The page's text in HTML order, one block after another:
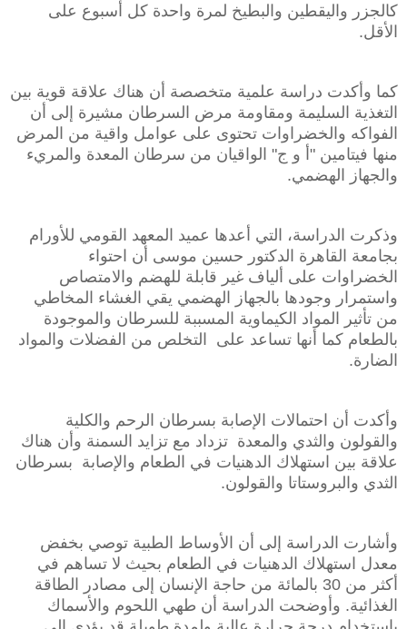
كالجزر واليقطين والبطيخ لمرة واحدة كل أسبوع على
الأقل.
كما وأكدت دراسة علمية متخصصة أن هناك علاقة قوية بين
‏التغذية السليمة ومقاومة مرض السرطان مشيرة إلى أن
الفواكه والخضراوات تحتوى على ‏عوامل واقية من المرض
منها فيتامين "أ و ج" الواقيان من سرطان المعدة والمريء‏
‏والجهاز الهضمي. ‏
وذكرت الدراسة، التي أعدها عميد المعهد ‏القومي للأورام
بجامعة القاهرة الدكتور حسين موسى أن احتواء
الخضراوات على ألياف ‏غير قابلة للهضم والامتصاص
واستمرار وجودها بالجهاز الهضمي يقي الغشاء المخاطي
‏‏من تأثير المواد الكيماوية المسببة للسرطان والموجودة
بالطعام كما أنها تساعد على ‏ ‏التخلص من الفضلات والمواد
الضارة.
وأكدت أن احتمالات الإصابة بسرطان الرحم والكلية
والقولون والثدي والمعدة ‏ ‏تزداد مع تزايد السمنة وأن هناك
علاقة بين استهلاك الدهنيات في الطعام والإصابة ‏ ‏بسرطان
الثدي والبروستاتا والقولون.
‏وأشارت الدراسة إلى أن الأوساط الطبية توصي بخفض
معدل استهلاك الدهنيات في‏ ‏الطعام بحيث لا تساهم في
أكثر من 30 بالمائة من حاجة الإنسان إلى مصادر الطاقة
‏الغذائية. ‏وأوضحت الدراسة أن طهي اللحوم والأسماك